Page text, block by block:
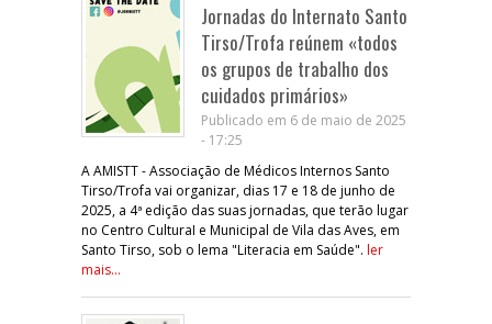
Jornadas do Internato Santo
Tirso/Trofa reúnem «todos
os grupos de trabalho dos
cuidados primários»
Publicado em 6 de maio de 2025
- 17:25
A AMISTT - Associação de Médicos Internos Santo
Tirso/Trofa vai organizar, dias 17 e 18 de junho de
2025, a 4ª edição das suas jornadas, que terão lugar
no Centro CulturaI e Municipal de Vila das Aves, em
Santo Tirso, sob o lema "Literacia em Saúde". ler
mais...